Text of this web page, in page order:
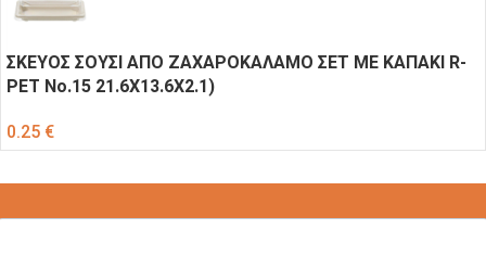
ΣΚΕΥΟΣ ΣΟΥΣΙ ΑΠΟ ΖΑΧΑΡΟΚΑΛΑΜΟ ΣΕΤ ΜΕ ΚΑΠΑΚΙ R-
PET Νο.15 21.6X13.6X2.1)
0.25 €